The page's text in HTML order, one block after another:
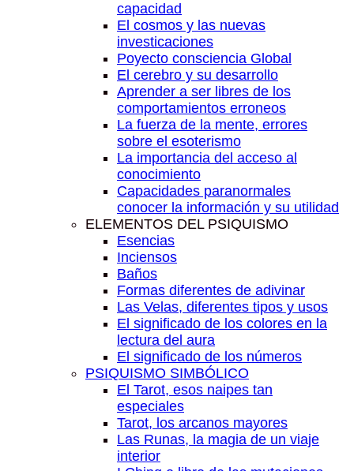
capacidad
El cosmos y las nuevas
investicaciones
Poyecto consciencia Global
El cerebro y su desarrollo
Aprender a ser libres de los
comportamientos erroneos
La fuerza de la mente, errores
sobre el esoterismo
La importancia del acceso al
conocimiento
Capacidades paranormales
conocer la información y su utilidad
ELEMENTOS DEL PSIQUISMO
Esencias
Inciensos
Baños
Formas diferentes de adivinar
Las Velas, diferentes tipos y usos
El significado de los colores en la
lectura del aura
El significado de los números
PSIQUISMO SIMBÓLICO
El Tarot, esos naipes tan
especiales
Tarot, los arcanos mayores
Las Runas, la magia de un viaje
interior